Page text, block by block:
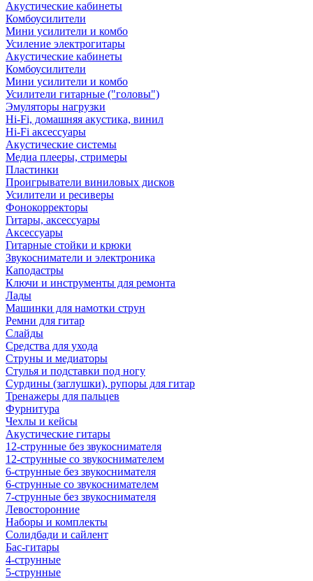
Акустические кабинеты
Комбоусилители
Мини усилители и комбо
Усиление электрогитары
Акустические кабинеты
Комбоусилители
Мини усилители и комбо
Усилители гитарные ("головы")
Эмуляторы нагрузки
Hi-Fi, домашняя акустика, винил
Hi-Fi аксессуары
Акустические системы
Медиа плееры, стримеры
Пластинки
Проигрыватели виниловых дисков
Усилители и ресиверы
Фонокорректоры
Гитары, аксессуары
Аксессуары
Гитарные стойки и крюки
Звукосниматели и электроника
Каподастры
Ключи и инструменты для ремонта
Лады
Машинки для намотки струн
Ремни для гитар
Слайды
Средства для ухода
Струны и медиаторы
Стулья и подставки под ногу
Сурдины (заглушки), рупоры для гитар
Тренажеры для пальцев
Фурнитура
Чехлы и кейсы
Акустические гитары
12-струнные без звукоснимателя
12-струнные со звукоснимателем
6-струнные без звукоснимателя
6-струнные со звукоснимателем
7-струнные без звукоснимателя
Левосторонние
Наборы и комплекты
Солидбади и сайлент
Бас-гитары
4-струнные
5-струнные